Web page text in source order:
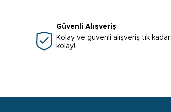
Güvenli Alışveriş
Kolay ve güvenli alışveriş tık kadar
kolay!